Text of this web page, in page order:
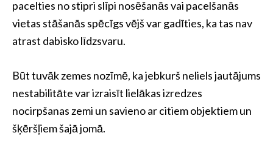
pacelties no stipri slīpi nosēšanās vai pacelšanās
vietas stāšanās spēcīgs vējš var gadīties, ka tas nav
atrast dabisko līdzsvaru.
Būt tuvāk zemes nozīmē, ka jebkurš neliels jautājums
nestabilitāte var izraisīt lielākas izredzes
nocirpšanas zemi un savieno ar citiem objektiem un
šķēršļiem šajā jomā.